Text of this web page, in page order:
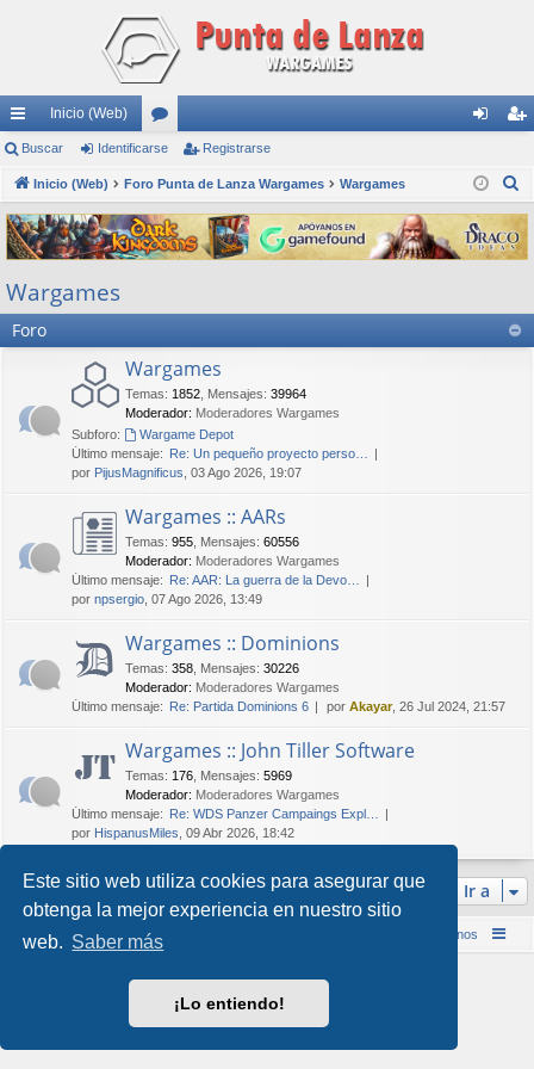
Este sitio web utiliza cookies para asegurar que
obtenga la mejor experiencia en nuestro sitio
web. Saber más
¡Lo entiendo!
nl
ac
es
rá
pi
do
Inicio (Web)
or
os nti
fic
ar
ist
ra
rs
Buscar Identificarse Registrarse
Inicio (Web) Foro Punta de Lanza Wargames Wargames
s
c
r
Wargames
Foro
Wargames
Temas: 1852 Mensajes: 39964
Moderador: Moderadores Wargames
Subforo:
Wargame Depot
Último mensaje: Re: Un pequeño proyecto perso…
por PijusMagnificus , 03 Ago 2026, 19:07
Wargames :: AARs
Temas: 955 Mensajes: 60556
Moderador: Moderadores Wargames
Último mensaje: Re: AAR: La guerra de la Devo…
por npsergio , 07 Ago 2026, 13:49
Wargames :: Dominions
Temas: 358 Mensajes: 30226
Moderador: Moderadores Wargames
Último mensaje: Re: Partida Dominions 6 por Akayar, 26 Jul 2024, 21:57
Wargames :: John Tiller Software
Temas: 176 Mensajes: 5969
Moderador: Moderadores Wargames
Último mensaje: Re: WDS Panzer Campaings Expl…
por HispanusMiles , 09 Abr 2026, 18:42
Ir a
Inicio (Web) Foro Punta de Lanza Wargames Contáctenos
Style por
Arty &